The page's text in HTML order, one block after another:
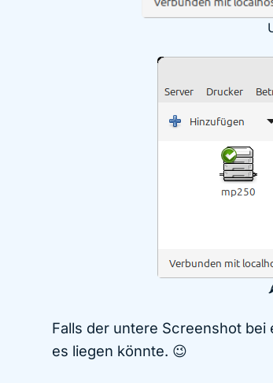
Falls der untere Screenshot
es liegen könnte. 😉